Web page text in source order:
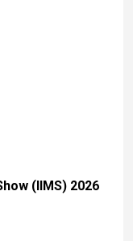
(IIMS) 2026